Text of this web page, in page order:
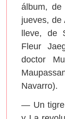
álbum, de
jueves, de
lleve, de
Fleur
doctor
Navarro).
— Un tigre